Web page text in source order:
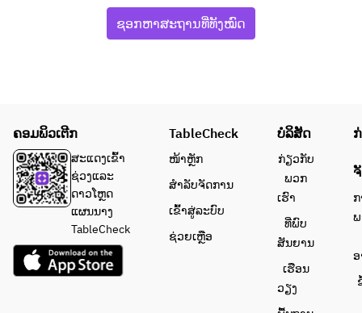
ຊອກຫາສະຖານທີ່ທັງໝົດ
ຄອມພິວເຕີກ
ສະແດງເຂົ້າ
ຊ່ວງແລະ
ດາວໂຫຼດ
ແຜນນາງ
TableCheck
TableCheck
ໜ້າຫຼັກ
ສຳລັບຈັດການ
ເຂົ້າສູ່ລະບົບ
ຊ່ວຍເຫຼືອ
ບໍລິສັດ
ກ່ຽວກັບ
ພວກ
ເຮົາ
ທີ່ພົບ
ສັນຍານ
ເຮືອນ
ວຽງ